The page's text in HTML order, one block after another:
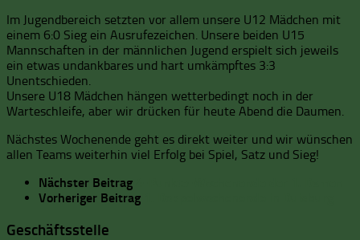
Im Jugendbereich setzten vor allem unsere U12 Mädchen mit
einem 6:0 Sieg ein Ausrufezeichen. Unsere beiden U15
Mannschaften in der männlichen Jugend erspielt sich jeweils
ein etwas undankbares und hart umkämpftes 3:3
Unentschieden.
Unsere U18 Mädchen hängen wetterbedingt noch in der
Warteschleife, aber wir drücken für heute Abend die Daumen.
Nächstes Wochenende geht es direkt weiter und wir wünschen
allen Teams weiterhin viel Erfolg bei Spiel, Satz und Sieg!
Nächster Beitrag
Vorheriger Beitrag
Geschäftsstelle